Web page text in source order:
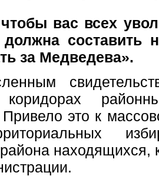
вас всех
за Медведева».
это к
находящихся,